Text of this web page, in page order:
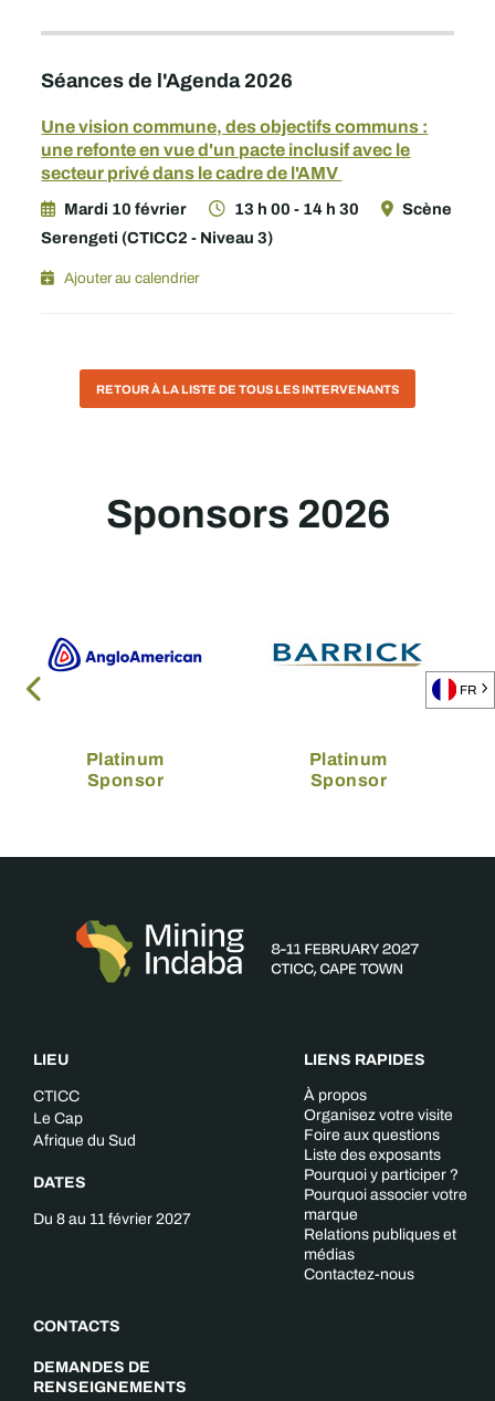
Séances de l'Agenda 2026
Une vision commune, des objectifs communs :
une refonte en vue d'un pacte inclusif avec le
secteur privé dans le cadre de l'AMV
Mardi 10 février 13 h 00 - 14 h 30
Scène
Serengeti (CTICC2 - Niveau 3)
Ajouter au calendrier
RETOUR À LA LISTE DE TOUS LES INTERVENANTS
Sponsors 2026
Platinum
Sponsor
Platinum
Sponsor
LIEU
CTICC
Le Cap
Afrique du Sud
DATES
Du 8 au 11 février 2027
CONTACTS
DEMANDES DE
RENSEIGNEMENTS
LIENS RAPIDES
À propos
Organisez votre visite
Foire aux questions
Liste des exposants
Pourquoi y participer ?
Pourquoi associer votre
marque
Relations publiques et
médias
Contactez-nous
FR